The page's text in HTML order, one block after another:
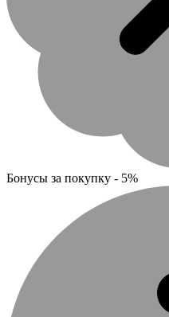
Бонусы за покупку - 5%